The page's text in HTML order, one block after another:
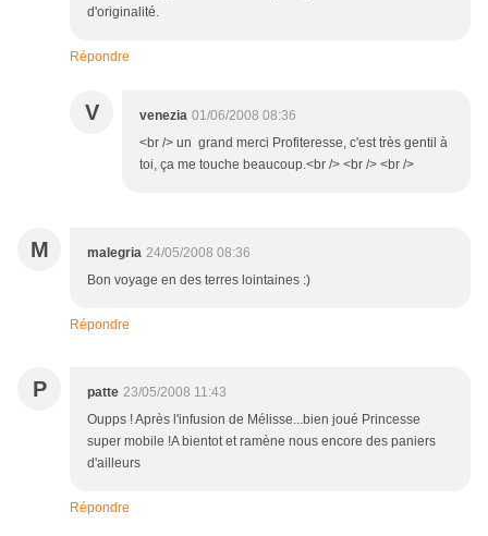
d'originalité.
Répondre
V venezia 01/06/2008 08:36
<br /> un grand merci Profiteresse, c'est très gentil à
toi, ça me touche beaucoup.<br /> <br /> <br />
M malegria 24/05/2008 08:36
Bon voyage en des terres lointaines :)
Répondre
P patte 23/05/2008 11:43
Oupps ! Après l'infusion de Mélisse...bien joué Princesse
super mobile !A bientot et ramène nous encore des paniers
d'ailleurs
Répondre